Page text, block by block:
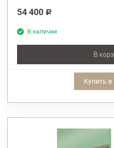
54 400 Р
В наличии
В
Купить в